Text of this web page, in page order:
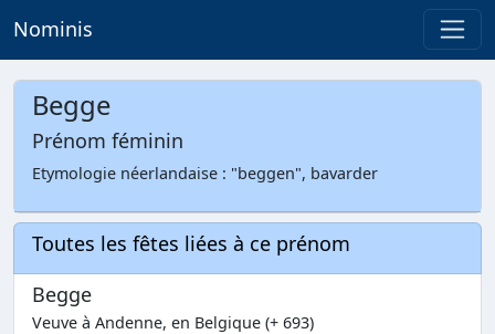
Nominis
Begge
Prénom féminin
Etymologie néerlandaise : "beggen", bavarder
Toutes les fêtes liées à ce prénom
Begge
Veuve à Andenne, en Belgique (+ 693)